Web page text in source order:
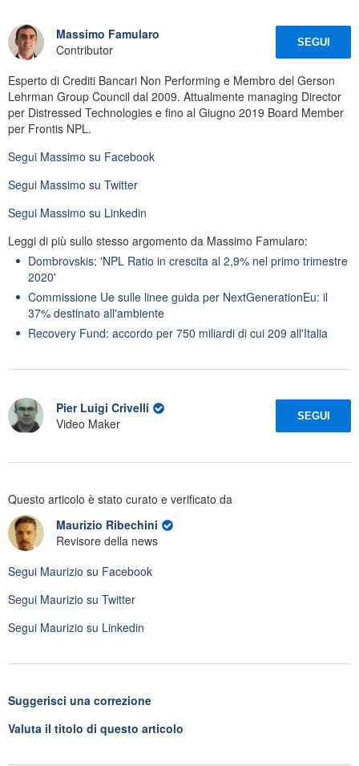
Massimo Famularo
Contributor
SEGUI
Esperto di Crediti Bancari Non Performing e Membro del Gerson
Lehrman Group Council dal 2009. Attualmente managing Director
per Distressed Technologies e fino al Giugno 2019 Board Member
per Frontis NPL.
Segui Massimo su Facebook
Segui Massimo su Twitter
Segui Massimo su Linkedin
Leggi di più sullo stesso argomento da Massimo Famularo:
Dombrovskis: 'NPL Ratio in crescita al 2,9% nel primo trimestre
2020'
Commissione Ue sulle linee guida per NextGenerationEu: il
37% destinato all'ambiente
Recovery Fund: accordo per 750 miliardi di cui 209 all'Italia
Pier Luigi Crivelli
Video Maker
SEGUI
Questo articolo è stato curato e verificato da
Maurizio Ribechini
Revisore della news
Segui Maurizio su Facebook
Segui Maurizio su Twitter
Segui Maurizio su Linkedin
Suggerisci una correzione
Valuta il titolo di questo articolo